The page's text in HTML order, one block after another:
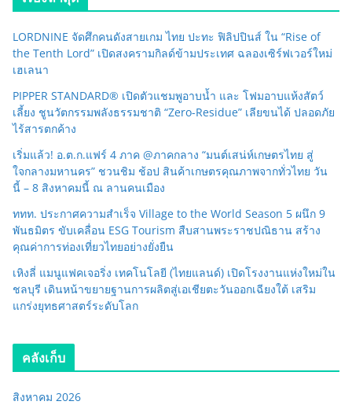
LORDNINE จัดศึกคนดังสายเกม ไทย ปะทะ ฟิลิปปินส์ ใน “Rise of
the Tenth Lord” เปิดสงครามกิลด์ข้ามประเทศ ฉลองเซิร์ฟเวอร์ใหม่
เฮเลนา
PIPPER STANDARD® เปิดตัวแชมพูอาบน้ำ และ โฟมอาบแห้งสัตว์
เลี้ยง ชูนวัตกรรมพลังธรรมชาติ “Zero-Residue” เลียขนได้ ปลอดภัย
ไร้สารตกค้าง
เริ่มแล้ว! อ.ต.ก.แฟร์ 4 ภาค @ภาคกลาง “มนต์เสน่ห์เกษตรไทย สู่
ใจกลางมหานคร” ชวนชิม ช้อป สินค้าเกษตรคุณภาพจากทั่วไทย วัน
นี้ – 8 สิงหาคมนี้ ณ ลานคนเมือง
ททท. ประกาศความสำเร็จ Village to the World Season 5 ผนึก 9
พันธมิตร ขับเคลื่อน ESG Tourism สืบสานพระราชปณิธาน สร้าง
คุณค่าการท่องเที่ยวไทยอย่างยั่งยืน
เหิงลี่ แมนูแฟคเจอริ่ง เทคโนโลยี (ไทยแลนด์) เปิดโรงงานแห่งใหม่ใน
ชลบุรี เดินหน้าขยายฐานการผลิตสู่เอเชียตะวันออกเฉียงใต้ เสริม
แกร่งยุทธศาสตร์ระดับโลก
คลังเก็บ
สิงหาคม 2026